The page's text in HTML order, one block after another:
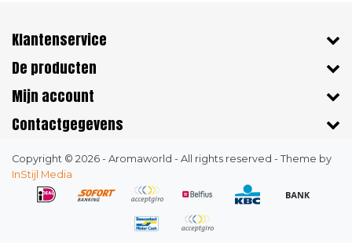
Klantenservice
De producten
Mijn account
Contactgegevens
Copyright © 2026 - Aromaworld - All rights reserved - Theme by
InStijl Media